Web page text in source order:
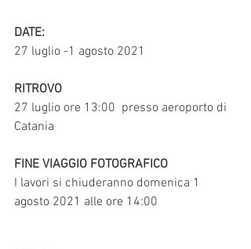
DATE:
27 luglio -1 agosto 2021
RITROVO
27 luglio ore 13:00  presso aeroporto di
Catania
FINE VIAGGIO FOTOGRAFICO
I lavori si chiuderanno domenica 1
agosto 2021 alle ore 14:00